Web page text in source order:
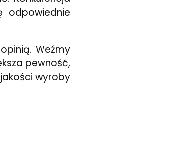
odpowiednie
Weźmy
pewność,
wyroby